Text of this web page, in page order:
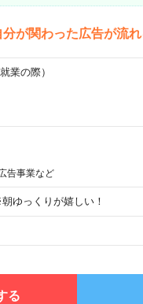
が関わった広告が流れ
業の際）
告事業など
ゆっくりが嬉しい！
る